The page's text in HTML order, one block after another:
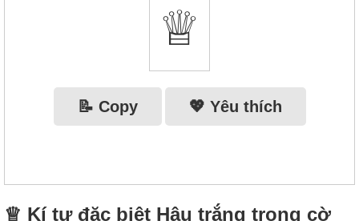
♕
📝 Copy 💖 Yêu thích
♕ Kí tự đặc biệt Hậu trắng trong cờ